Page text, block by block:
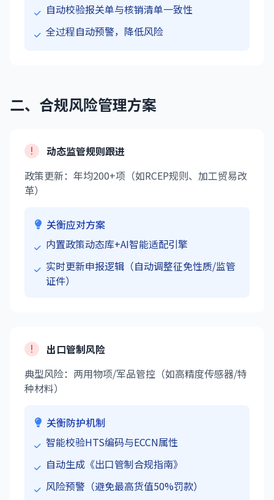
自动校验报关单与核销清单一致性
全过程自动预警，降低风险
二、合规风险管理方案
动态监管规则跟进
政策更新：年均200+项（如RCEP规则、加工贸易改
革）
关衡应对方案
内置政策动态库+AI智能适配引擎
实时更新申报逻辑（自动调整征免性质/监管
证件）
出口管制风险
典型风险：两用物项/军品管控（如高精度传感器/特
种材料）
关衡防护机制
智能校验HTS编码与ECCN属性
自动生成《出口管制合规指南》
风险预警（避免最高货值50%罚款）